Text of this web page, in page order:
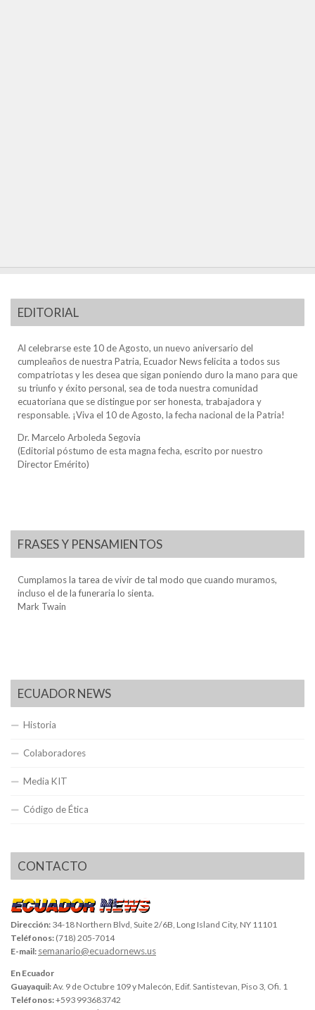
EDITORIAL
Al celebrarse este 10 de Agosto, un nuevo aniversario del
cumpleaños de nuestra Patria, Ecuador News felicita a todos sus
compatriotas y les desea que sigan poniendo duro la mano para que
su triunfo y éxito personal, sea de toda nuestra comunidad
ecuatoriana que se distingue por ser honesta, trabajadora y
responsable. ¡Viva el 10 de Agosto, la fecha nacional de la Patria!
Dr. Marcelo Arboleda Segovia
(Editorial póstumo de esta magna fecha, escrito por nuestro
Director Emérito)
FRASES Y PENSAMIENTOS
Cumplamos la tarea de vivir de tal modo que cuando muramos,
incluso el de la funeraria lo sienta.
Mark Twain
ECUADOR NEWS
Historia
Colaboradores
Media KIT
Código de Ética
CONTACTO
Dirección: 34-18 Northern Blvd, Suite 2/6B, Long Island City, NY 11101
Teléfonos: (718) 205-7014
E-mail: semanario@ecuadornews.us
En Ecuador
Guayaquil:Av. 9 de Octubre 109 y Malecón, Edif. Santistevan, Piso 3, Ofi. 1
Teléfonos:+593 993683742